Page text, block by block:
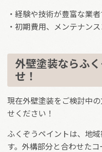
・経験や技術が豊富な業
・初期費用、メンテナン
外壁塗装ならふ
せ！
現在外壁塗装をご検討中
せください！
ふくぞうペイントは、地
す。外構部分と合わせたコ